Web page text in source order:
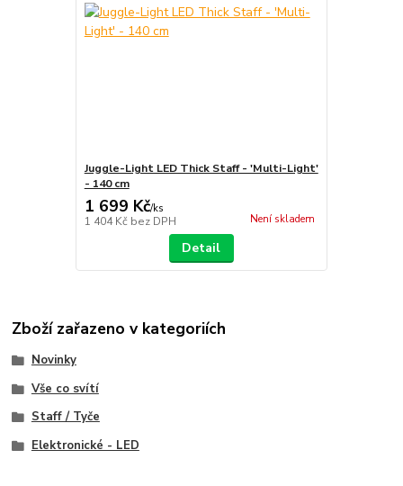
Juggle-Light LED Thick Staff - 'Multi-Light'
- 140 cm
1 699 Kč/ks
1 404 Kč bez DPH Není skladem
Detail
Zboží zařazeno v kategoriích
Novinky
Vše co svítí
Staff / Tyče
Elektronické - LED